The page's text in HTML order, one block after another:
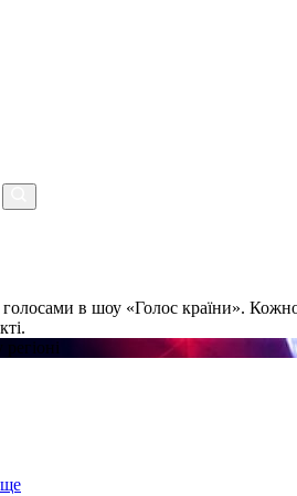
в шоу «Голос країни».